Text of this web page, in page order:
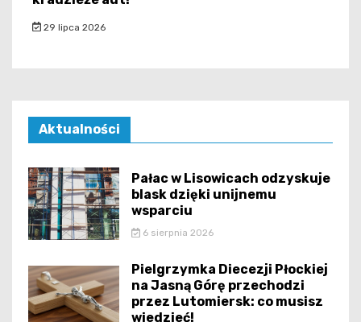
29 lipca 2026
Aktualności
Pałac w Lisowicach odzyskuje
blask dzięki unijnemu
wsparciu
6 sierpnia 2026
Pielgrzymka Diecezji Płockiej
na Jasną Górę przechodzi
przez Lutomiersk: co musisz
wiedzieć!